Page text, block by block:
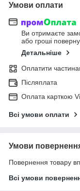
Умови оплати
Ви отримаєте
або гроші
Детальніше
Оплатити
Післяплата
Оплата карткою
Всі умови оплати
Умови
Повернення товару
Всі умови